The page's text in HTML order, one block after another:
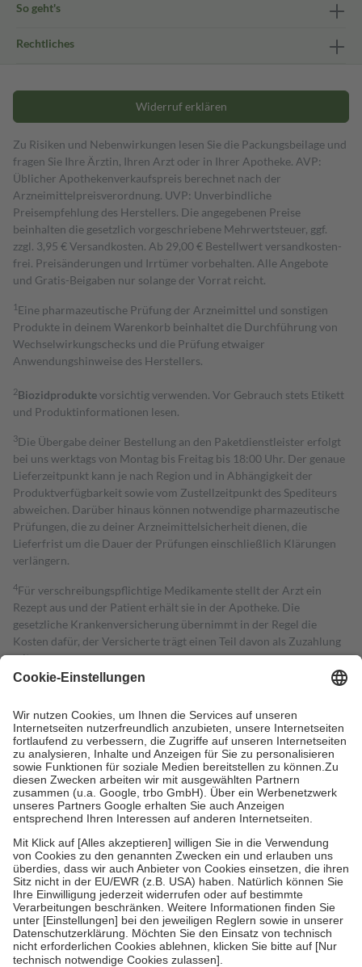
So geht's
Rechtliches
Widerruf erklären
Zu Risiken und Nebenwirkungen lesen Sie die Packungsbeilage und
fragen Sie Ihre Ärztin, Ihren Arzt oder in Ihrer Apotheke. AVP:
Üblicher Apothekenverkaufspreis berechnet nach der
Arzneimittelpreisverordnung. UVP: Unverbindliche
Preisempfehlung des Herstellers. Die angegebenen Preise
beinhalten die gesetzlich vorgeschriebene Mehrwertsteuer, ggf.
zzgl. 3,95 € Versandkosten. Ab 29,00 € Bestell­wert versand­kosten­
frei. Preisänderungen und Irrtümer vorbehalten. Alle Angebote
und Gratis-Beigaben nur solange der Vorrat reicht.
1 Eine pharmazeutische Prüfung der Arzneimittel und sonstigen
Produkte in deinem Warenkorb beinhaltet die Durchführung von
Wechselwirkungschecks und die Prüfung etwaiger
Anwendungshinweise des Herstellers.
2Biozidproduktevorsichtig verwenden. Vor Gebrauch stets Etikett
und Produktinformationen lesen.
3Die Übergabe deiner Bestellung an den Paketdienstleister erfolgt
bei uns werktags von Montag bis Freitag bis 18:00 Uhr. Der genaue
Lieferzeitpunkt kann je nach Region und in Abhängigkeit der
Produktverfügbarkeit sowie vom Zustellzeitpunkt des Spediteurs
abweichen. Darüber hinaus können notwendige pharmazeutische
Prüfungen, die zu deiner Arzneimittelsicherheit dienen, die
Lieferfrist um die Dauer der Prüfungen einschließlich Klärungen
verlängern.
4Für verschreibungspflichtige Medikamente stellt der Arzt ein
Rezept aus und der Patient erhält sie in der Apotheke. Die
gesetzliche Krankenversicherung übernimmt in der Regel die
Kosten dafür, der Versicherte trägt einen Teil davon als Zuzahlung
mit.
Grundsätzlich leisten Mitglieder Zuzahlungen in Höhe von zehn
höchstens zehn Euro.
Es sind jedoch nie mehr als die tatsächlichen
Kosten der Leistung zu entrichten.
Diese Regeln gelten grundsätzlich auch für Online-Apotheken.
Bei Heilmitteln und häuslicher Krankenpflege beträgt die
Zuzahlung zehn Prozent der Kosten sowie zehn Euro je
Verordnung.
Um das Engagement der Versicherten für ihre eigene Gesundheit zu
stärken und die besondere Stellung der Familie zu unterstützen,
fallenkeine Zuzahlungenan bei:
• Kindern und Jugendlichen bis zum vollendeten 18. Lebensjahr
mit Ausnahme der Fahrkosten
• Untersuchungen zur Vorsorge und Früherkennung, die von der
GKV getragen werden
• empfohlenen Schutzimpfungen
• Harn- und Blutteststreifen